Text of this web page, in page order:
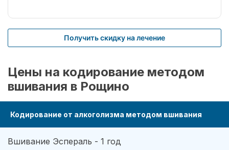
Получить скидку на лечение
Цены на кодирование методом
вшивания в Рощино
Кодирование от алкоголизма методом вшивания
Вшивание Эспераль - 1 год